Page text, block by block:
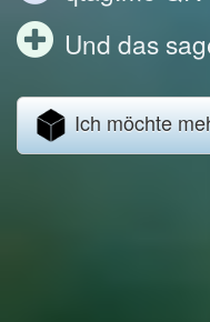
Und das
Ich möchte